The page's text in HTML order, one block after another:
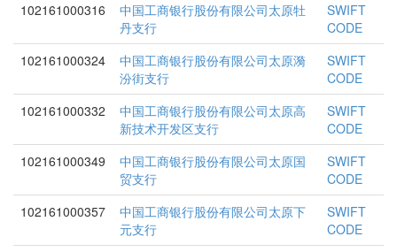
102161000316
中国工商银行股份有限公司太原牡
丹支行
SWIFT
CODE
102161000324
中国工商银行股份有限公司太原漪
汾街支行
SWIFT
CODE
102161000332
中国工商银行股份有限公司太原高
新技术开发区支行
SWIFT
CODE
102161000349
中国工商银行股份有限公司太原国
贸支行
SWIFT
CODE
102161000357
中国工商银行股份有限公司太原下
元支行
SWIFT
CODE